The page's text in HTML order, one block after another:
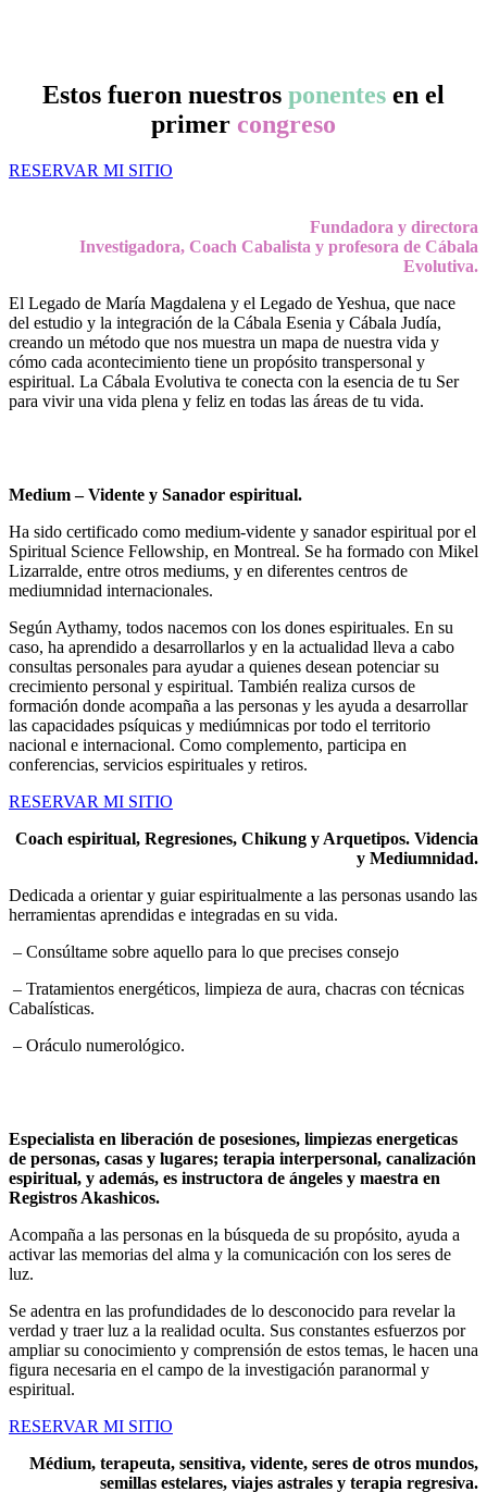
Estos fueron nuestros ponentes en el
primer congreso
RESERVAR MI SITIO
Fundadora y directora
Investigadora, Coach Cabalista y profesora de Cábala
Evolutiva.
El Legado de María Magdalena y el Legado de Yeshua, que nace
del estudio y la integración de la Cábala Esenia y Cábala Judía,
creando un método que nos muestra un mapa de nuestra vida y
cómo cada acontecimiento tiene un propósito transpersonal y
espiritual. La Cábala Evolutiva te conecta con la esencia de tu Ser
para vivir una vida plena y feliz en todas las áreas de tu vida.
Medium – Vidente y Sanador espiritual.
Ha sido certificado como medium-vidente y sanador espiritual por el
Spiritual Science Fellowship, en Montreal. Se ha formado con Mikel
Lizarralde, entre otros mediums, y en diferentes centros de
mediumnidad internacionales.
Según Aythamy, todos nacemos con los dones espirituales. En su
caso, ha aprendido a desarrollarlos y en la actualidad lleva a cabo
consultas personales para ayudar a quienes desean potenciar su
crecimiento personal y espiritual. También realiza cursos de
formación donde acompaña a las personas y les ayuda a desarrollar
las capacidades psíquicas y mediúmnicas por todo el territorio
nacional e internacional. Como complemento, participa en
conferencias, servicios espirituales y retiros.
RESERVAR MI SITIO
Coach espiritual, Regresiones, Chikung y Arquetipos. Videncia
y Mediumnidad.
Dedicada a orientar y guiar espiritualmente a las personas usando las
herramientas aprendidas e integradas en su vida.
– Consúltame sobre aquello para lo que precises consejo
– Tratamientos energéticos, limpieza de aura, chacras con técnicas
Cabalísticas.
– Oráculo numerológico.
Especialista en liberación de posesiones, limpiezas energeticas
de personas, casas y lugares; terapia interpersonal, canalización
espiritual, y además, es instructora de ángeles y maestra en
Registros Akashicos.
Acompaña a las personas en la búsqueda de su propósito, ayuda a
activar las memorias del alma y la comunicación con los seres de
luz.
Se adentra en las profundidades de lo desconocido para revelar la
verdad y traer luz a la realidad oculta. Sus constantes esfuerzos por
ampliar su conocimiento y comprensión de estos temas, le hacen una
figura necesaria en el campo de la investigación paranormal y
espiritual.
RESERVAR MI SITIO
Médium, terapeuta, sensitiva, vidente, seres de otros mundos,
semillas estelares, viajes astrales y terapia regresiva.